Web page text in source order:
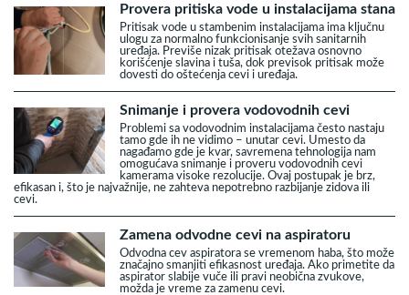
Provera pritiska vode u instalacijama stana
Pritisak vode u stambenim instalacijama ima ključnu
ulogu za normalno funkcionisanje svih sanitarnih
uređaja. Previše nizak pritisak otežava osnovno
korišćenje slavina i tuša, dok previsok pritisak može
dovesti do oštećenja cevi i uređaja.
Snimanje i provera vodovodnih cevi
Problemi sa vodovodnim instalacijama često nastaju
tamo gde ih ne vidimo – unutar cevi. Umesto da
nagađamo gde je kvar, savremena tehnologija nam
omogućava snimanje i proveru vodovodnih cevi
kamerama visoke rezolucije. Ovaj postupak je brz,
efikasan i, što je najvažnije, ne zahteva nepotrebno razbijanje zidova ili
cevi.
Zamena odvodne cevi na aspiratoru
Odvodna cev aspiratora se vremenom haba, što može
značajno smanjiti efikasnost uređaja. Ako primetite da
aspirator slabije vuče ili pravi neobična zvukove,
možda je vreme za zamenu cevi.